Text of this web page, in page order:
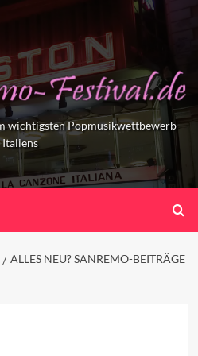
wichtigsten Popmusikwettbewerb
Italiens
ALLES NEU? SANREMO-BEITRÄGE